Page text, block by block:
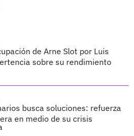
de Arne Slot por Luis
sobre su rendimiento
busca soluciones: refuerza
en medio de su crisis